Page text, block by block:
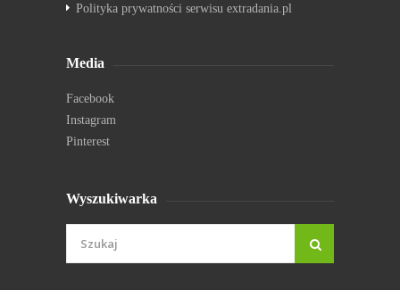
Polityka prywatności serwisu extradania.pl
Media
Facebook
Instagram
Pinterest
Wyszukiwarka